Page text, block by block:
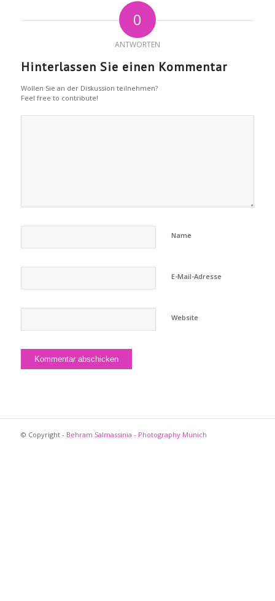
0
ANTWORTEN
Hinterlassen Sie einen Kommentar
Wollen Sie an der Diskussion teilnehmen?
Feel free to contribute!
Name
E-Mail-Adresse
Website
© Copyright - Behram Salmassinia - Photography Munich